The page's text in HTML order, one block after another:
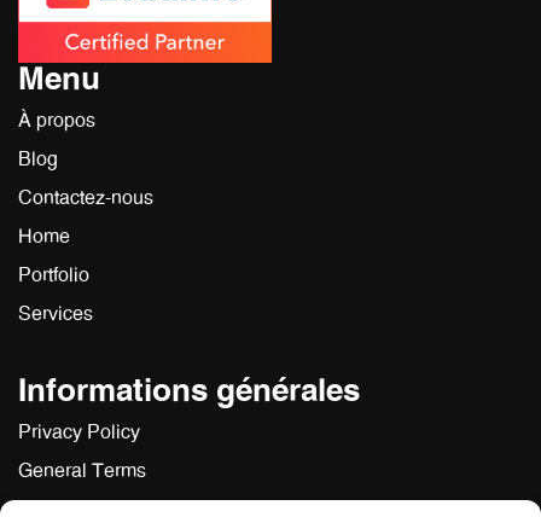
Menu
À propos
Blog
Contactez-nous
Home
Portfolio
Services
Informations générales
Privacy Policy
General Terms